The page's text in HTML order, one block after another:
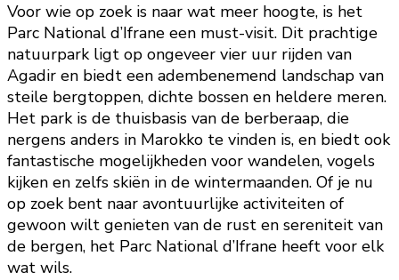
Voor wie op zoek is naar wat meer hoogte, is het
Parc National d’Ifrane een must-visit. Dit prachtige
natuurpark ligt op ongeveer vier uur rijden van
Agadir en biedt een adembenemend landschap van
steile bergtoppen, dichte bossen en heldere meren.
Het park is de thuisbasis van de berberaap, die
nergens anders in Marokko te vinden is, en biedt ook
fantastische mogelijkheden voor wandelen, vogels
kijken en zelfs skiën in de wintermaanden. Of je nu
op zoek bent naar avontuurlijke activiteiten of
gewoon wilt genieten van de rust en sereniteit van
de bergen, het Parc National d’Ifrane heeft voor elk
wat wils.